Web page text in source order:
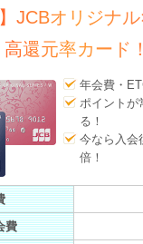
】JCBオリジナ
高還元率カード！
年会費・
ポイントが
る！
今なら入会
倍！
費